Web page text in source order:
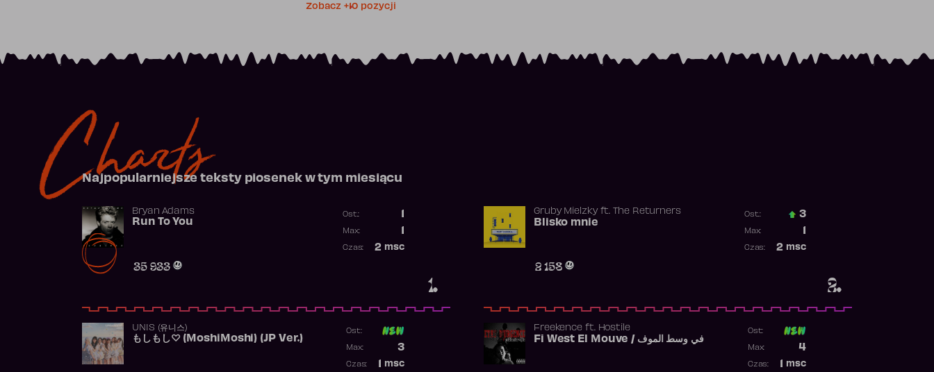
Zobacz +10 pozycji
Charts
Najpopularniejsze teksty piosenek w tym miesiącu
1.
Bryan Adams
Run To You
35 933
Ost.:
Max:
2 msc
Czas:
2.
Gruby Mielzkyft. The Returners
Blisko mnie
2 158
Ost.: 3
Max:
2 msc
Czas:
UNIS (유니스)
もしもし♡ (MoshiMoshi) (JP Ver.)
Ost:
3
Max:
msc
Czas:
Freekence ft. Hostile
Fi West El Mouve / في وسط الموف
Ost:
4
Max:
msc
Czas: